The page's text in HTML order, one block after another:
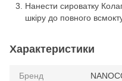
Нанести сироватку
шкіру до повного
Характеристики
Бренд